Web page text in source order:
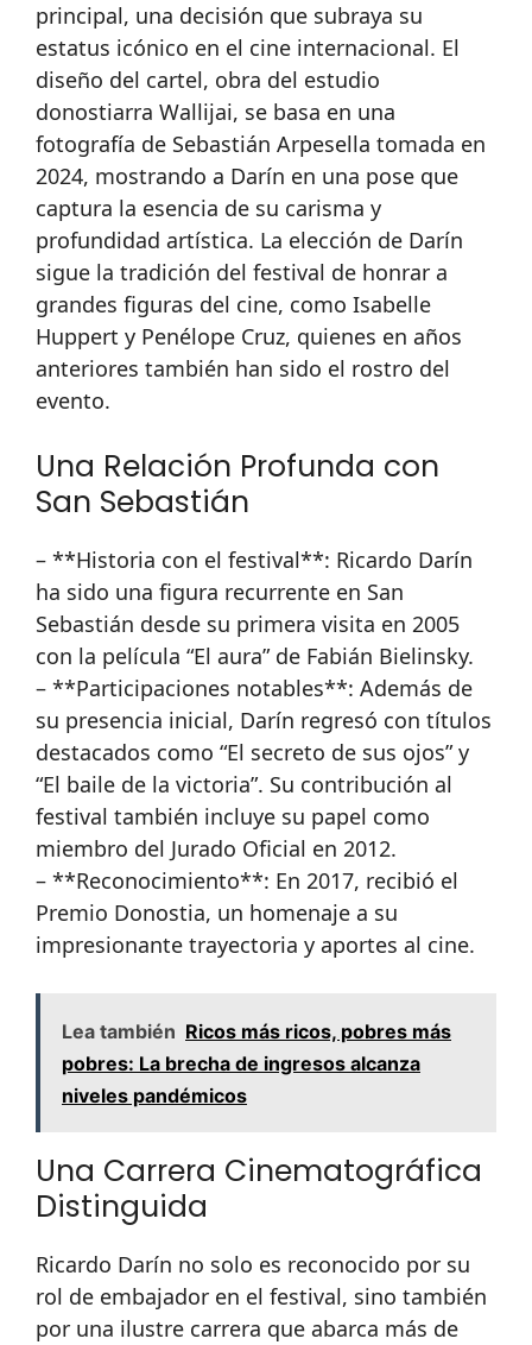
principal, una decisión que subraya su
estatus icónico en el cine internacional. El
diseño del cartel, obra del estudio
donostiarra Wallijai, se basa en una
fotografía de Sebastián Arpesella tomada en
2024, mostrando a Darín en una pose que
captura la esencia de su carisma y
profundidad artística. La elección de Darín
sigue la tradición del festival de honrar a
grandes figuras del cine, como Isabelle
Huppert y Penélope Cruz, quienes en años
anteriores también han sido el rostro del
evento.
Una Relación Profunda con
San Sebastián
– **Historia con el festival**: Ricardo Darín
ha sido una figura recurrente en San
Sebastián desde su primera visita en 2005
con la película “El aura” de Fabián Bielinsky.
– **Participaciones notables**: Además de
su presencia inicial, Darín regresó con títulos
destacados como “El secreto de sus ojos” y
“El baile de la victoria”. Su contribución al
festival también incluye su papel como
miembro del Jurado Oficial en 2012.
– **Reconocimiento**: En 2017, recibió el
Premio Donostia, un homenaje a su
impresionante trayectoria y aportes al cine.
Lea también Ricos más ricos, pobres más
pobres: La brecha de ingresos alcanza
niveles pandémicos
Una Carrera Cinematográfica
Distinguida
Ricardo Darín no solo es reconocido por su
rol de embajador en el festival, sino también
por una ilustre carrera que abarca más de